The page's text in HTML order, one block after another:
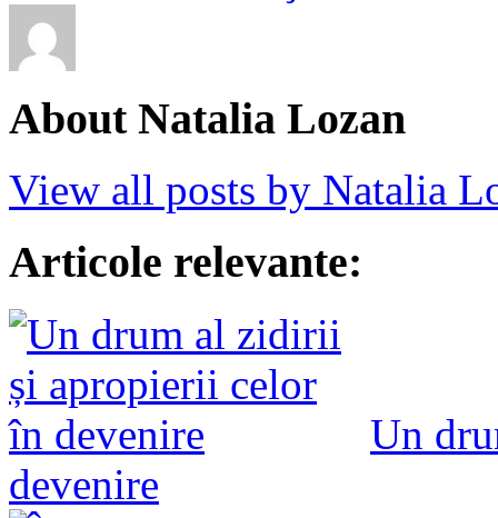
About Natalia Lozan
View all posts by Natalia
Articole relevante:
Un
devenire